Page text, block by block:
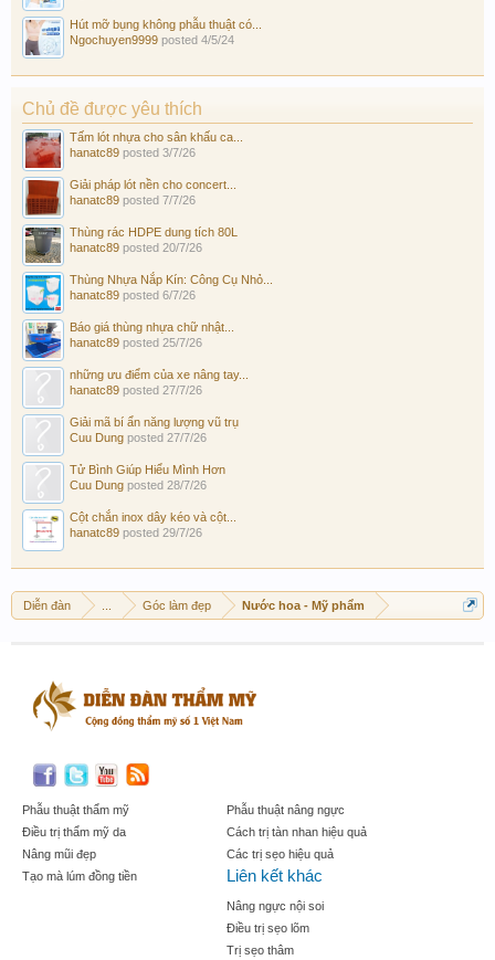
Hút mỡ bụng không phẫu thuật có...
Ngochuyen9999 posted 4/5/24
Chủ đề được yêu thích
Tấm lót nhựa cho sân khấu ca...
hanatc89 posted 3/7/26
Giải pháp lót nền cho concert...
hanatc89 posted 7/7/26
Thùng rác HDPE dung tích 80L
hanatc89 posted 20/7/26
Thùng Nhựa Nắp Kín: Công Cụ Nhỏ...
hanatc89 posted 6/7/26
Báo giá thùng nhựa chữ nhật...
hanatc89 posted 25/7/26
những ưu điểm của xe nâng tay...
hanatc89 posted 27/7/26
Giải mã bí ẩn năng lượng vũ trụ
Cuu Dung posted 27/7/26
Tử Bình Giúp Hiểu Mình Hơn
Cuu Dung posted 28/7/26
Cột chắn inox dây kéo và cột...
hanatc89 posted 29/7/26
Diễn đàn Góc làm đẹp Nước hoa - Mỹ phẩm
Phẫu thuật thẩm mỹ
Điều trị thẩm mỹ da
Nâng mũi đẹp
Tạo mà lúm đồng tiền
Phẫu thuật nâng ngực
Cách trị tàn nhan hiệu quả
Các trị sẹo hiệu quả
Liên kết khác
Nâng ngực nội soi
Điều trị sẹo lõm
Trị sẹo thâm